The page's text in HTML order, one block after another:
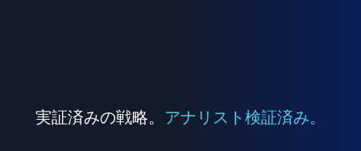
実証済みの戦略。 アナリスト検証済み。